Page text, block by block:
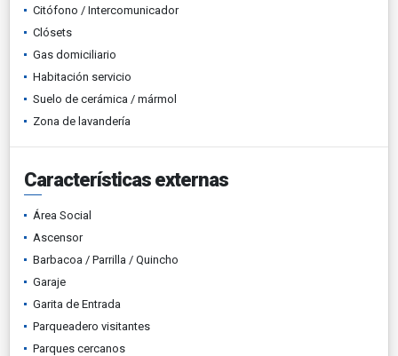
Citófono / Intercomunicador
Clósets
Gas domiciliario
Habitación servicio
Suelo de cerámica / mármol
Zona de lavandería
Características externas
Área Social
Ascensor
Barbacoa / Parrilla / Quincho
Garaje
Garita de Entrada
Parqueadero visitantes
Parques cercanos